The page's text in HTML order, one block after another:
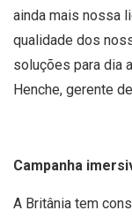
ainda mais nossa
qualidade dos
soluções para dia
Henche, gerente
Campanha
A Britânia tem